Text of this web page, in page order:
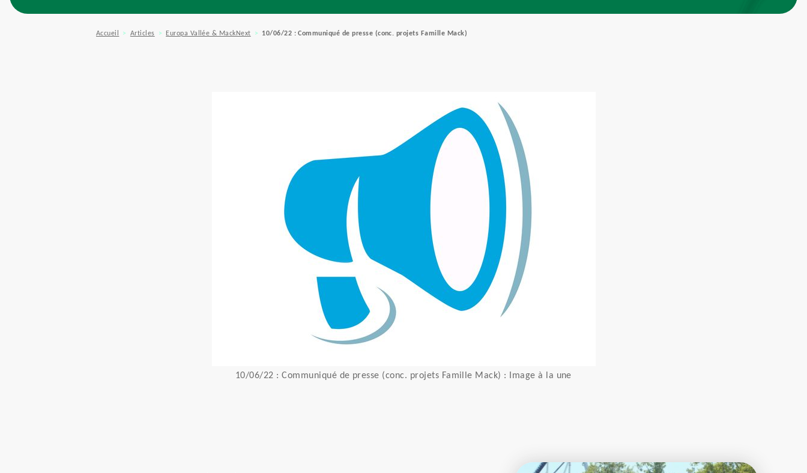
Accueil Articles Europa Vallée & MackNext 10/06/22 : Communiqué de presse (conc. projets Famille Mack)
10/06/22 : Communiqué de presse (conc. projets Famille Mack) : Image à la une